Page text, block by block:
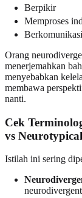
Berpikir
Memproses
Berkomunikasi
Orang
menerjemahkan
menyebabkan
membawa
nanti.
Cek
vs Neurotypical
Istilah ini sering